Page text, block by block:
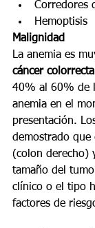
Corredores
Hemoptisis
Malignidad
La anemia es
cáncer colorrectal
40% al 60% de
anemia en el
presentación.
demostrado
(colon derecho)
tamaño del
clínico o el tipo
factores de